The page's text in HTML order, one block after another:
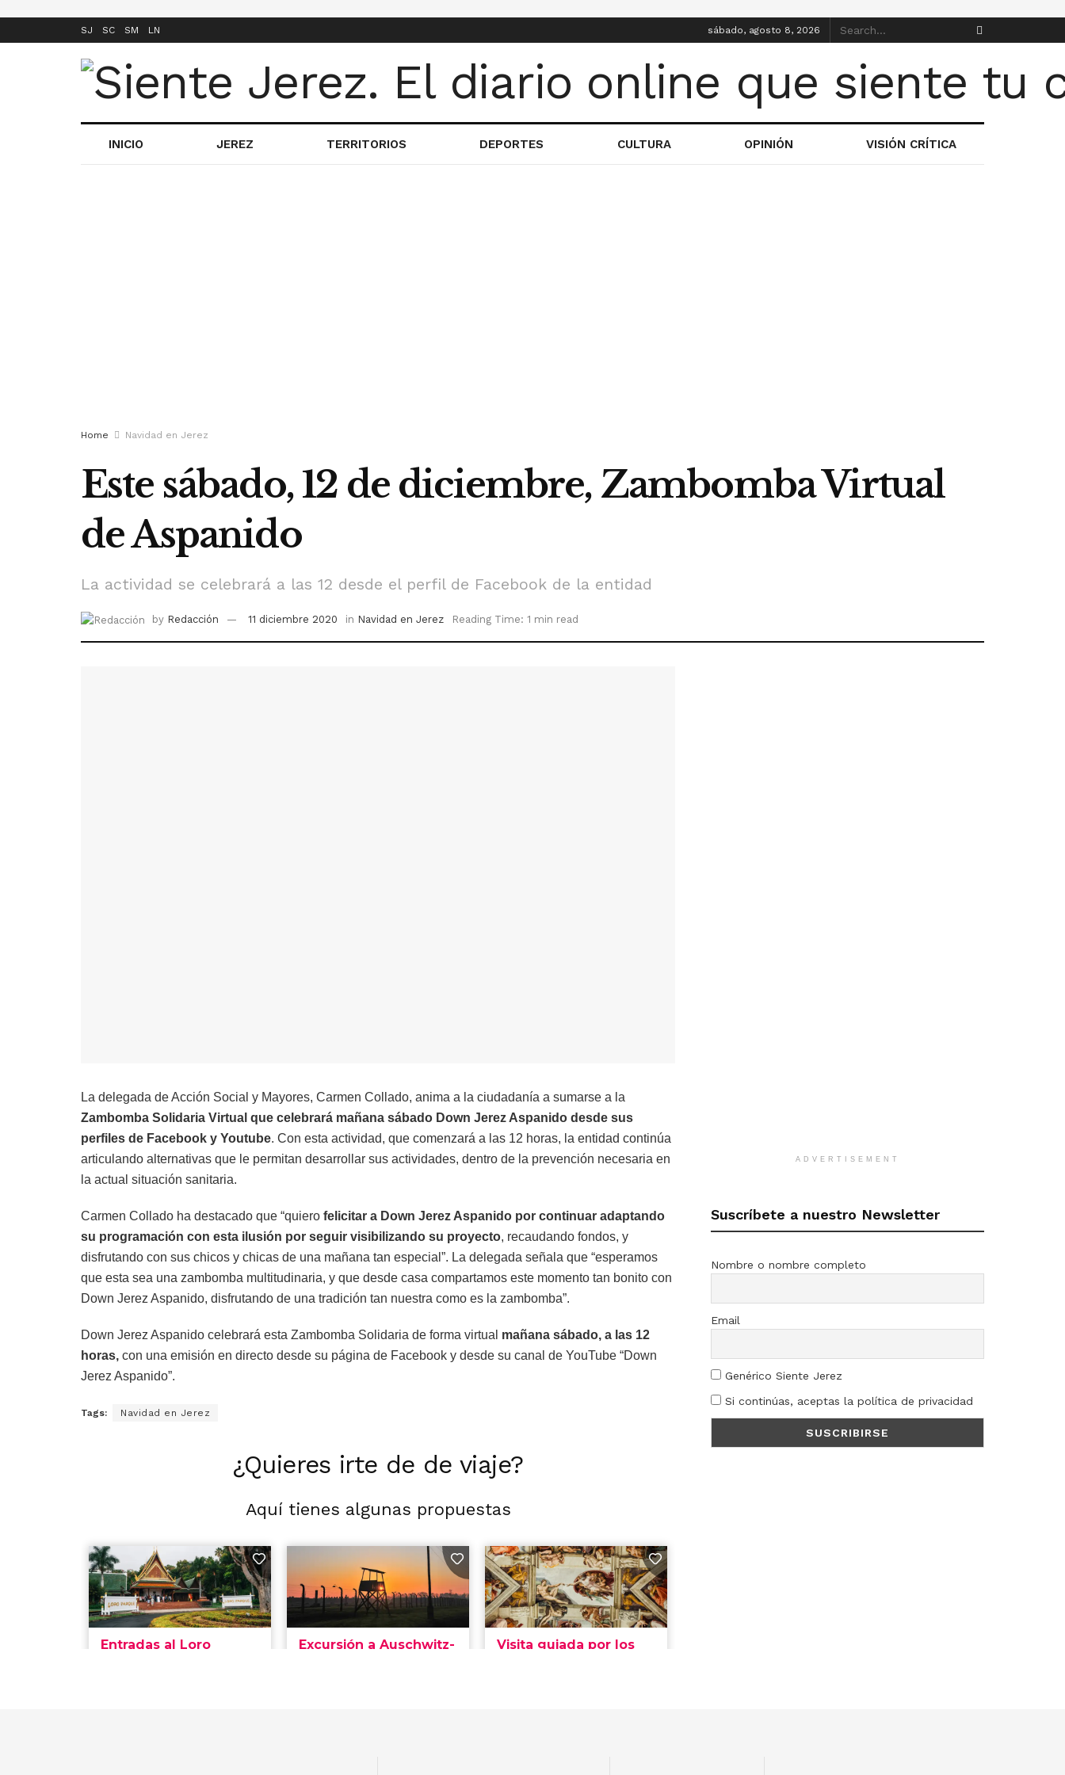
SJ SC SM LN sábado, agosto 8, 2026
INICIO JEREZ TERRITORIOS DEPORTES CULTURA OPINIÓN VISIÓN CRÍTICA
Home Navidad en Jerez
Este sábado, 12 de diciembre, Zambomba Virtual
de Aspanido
La actividad se celebrará a las 12 desde el perfil de Facebook de la entidad
by Redacción 11 diciembre 2020 in Navidad en Jerez Reading Time: 1 min read
La delegada de Acción Social y Mayores, Carmen Collado, anima a la ciudadanía a sumarse a la
Zambomba Solidaria Virtual que celebrará mañana sábado Down Jerez Aspanido desde sus
perfiles de Facebook y Youtube. Con esta actividad, que comenzará a las 12 horas, la entidad continúa
articulando alternativas que le permitan desarrollar sus actividades, dentro de la prevención necesaria en
la actual situación sanitaria.
Carmen Collado ha destacado que “quiero felicitar a Down Jerez Aspanido por continuar adaptando
su programación con esta ilusión por seguir visibilizando su proyecto, recaudando fondos, y
disfrutando con sus chicos y chicas de una mañana tan especial”. La delegada señala que “esperamos
que esta sea una zambomba multitudinaria, y que desde casa compartamos este momento tan bonito con
Down Jerez Aspanido, disfrutando de una tradición tan nuestra como es la zambomba”.
Down Jerez Aspanido celebrará esta Zambomba Solidaria de forma virtual mañana sábado, a las 12
horas, con una emisión en directo desde su página de Facebook y desde su canal de YouTube “Down
Jerez Aspanido”.
Tags: Navidad en Jerez
¿Quieres irte de de viaje?
Aquí tienes algunas propuestas
ADVERTISEMENT
Suscríbete a nuestro Newsletter
Nombre o nombre completo
Email
Genérico Siente Jerez
Si continúas, aceptas la política de privacidad